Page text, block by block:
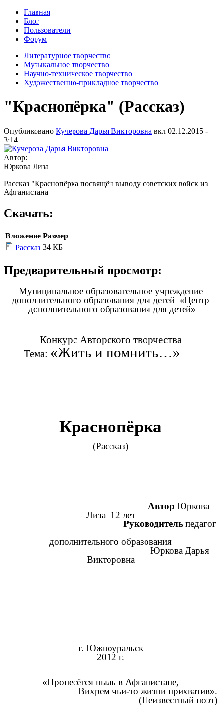
Главная
Блог
Пользователи
Форум
Литературное творчество
Музыкальное творчество
Научно-техническое творчество
Художественно-прикладное творчество
"Краснопёрка" (Рассказ)
Опубликовано Кучерова Дарья Викторовна вкл 02.12.2015 -
3:14
Автор:
Юркова Лиза
Рассказ "Краснопёрка посвящён выводу советских войск из
Афганистана
Скачать:
Вложение Размер
Рассказ 34 КБ
Предварительный просмотр:
Муниципальное образовательное учреждение
дополнительного образования для детей «Центр
дополнительного образования для детей»
Конкурс Авторского творчества
Тема: «Жить и помнить…»
Краснопёрка
(Рассказ)
Автор Юркова
Лиза 12 лет
Руководитель педагог
дополнительного образования
Юркова Дарья
Викторовна
г. Южноуральск
2012 г.
«Пронесётся пыль в Афганистане,
Вихрем чьи-то жизни прихватив».
(Неизвестный поэт)